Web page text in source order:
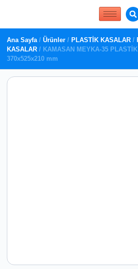
Ana Sayfa/ Ürünler / PLASTİK KASALAR /
KASALAR / KAMASAN MEYKA-35
370x525x210 mm